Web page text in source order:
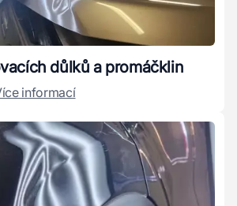
důlků a promáčklin
informací